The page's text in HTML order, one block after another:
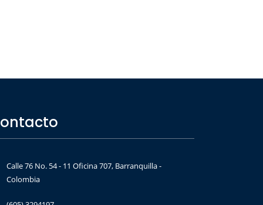
Calle 76 No. 54 - 11 Oficina 707, Barranquilla -
Colombia